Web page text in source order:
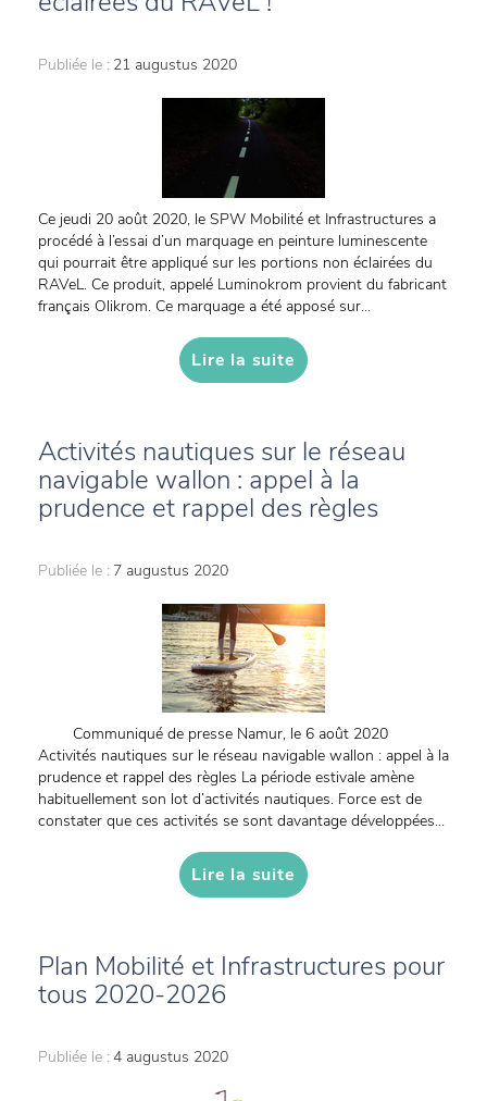
Publiée le : 21 augustus 2020
Ce jeudi 20 août 2020, le SPW Mobilité et Infrastructures a
procédé à l’essai d’un marquage en peinture luminescente
qui pourrait être appliqué sur les portions non éclairées du
RAVeL. Ce produit, appelé Luminokrom provient du fabricant
français Olikrom. Ce marquage a été apposé sur...
Lire la suite
Activités nautiques sur le réseau
navigable wallon : appel à la
prudence et rappel des règles
Publiée le : 7 augustus 2020
Communiqué de presse Namur, le 6 août 2020
Activités nautiques sur le réseau navigable wallon : appel à la
prudence et rappel des règles La période estivale amène
habituellement son lot d’activités nautiques. Force est de
constater que ces activités se sont davantage développées...
Lire la suite
Plan Mobilité et Infrastructures pour
tous 2020-2026
Publiée le : 4 augustus 2020